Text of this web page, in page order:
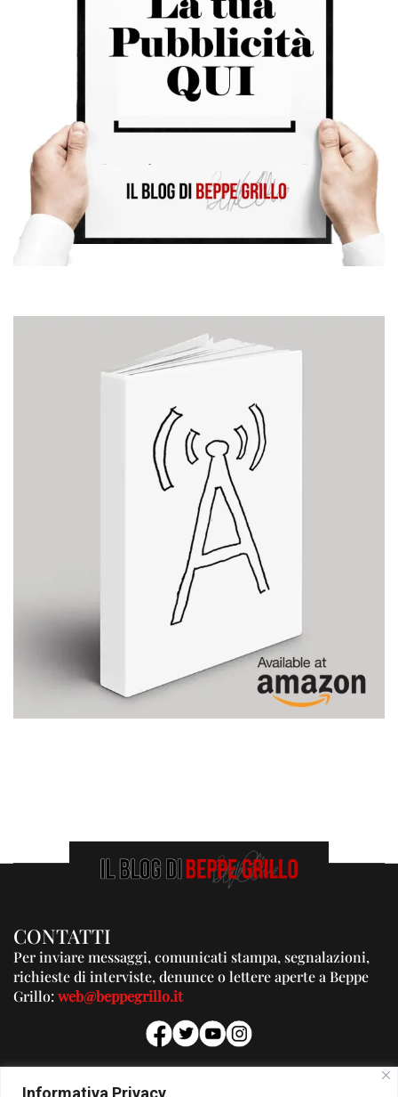
Informativa Privacy
CONTATTI
Per inviare messaggi, comunicati stampa, segnalazioni,
richieste di interviste, denunce o lettere aperte a Beppe
Grillo:web@beppegrillo.it
PUBBLICITA'